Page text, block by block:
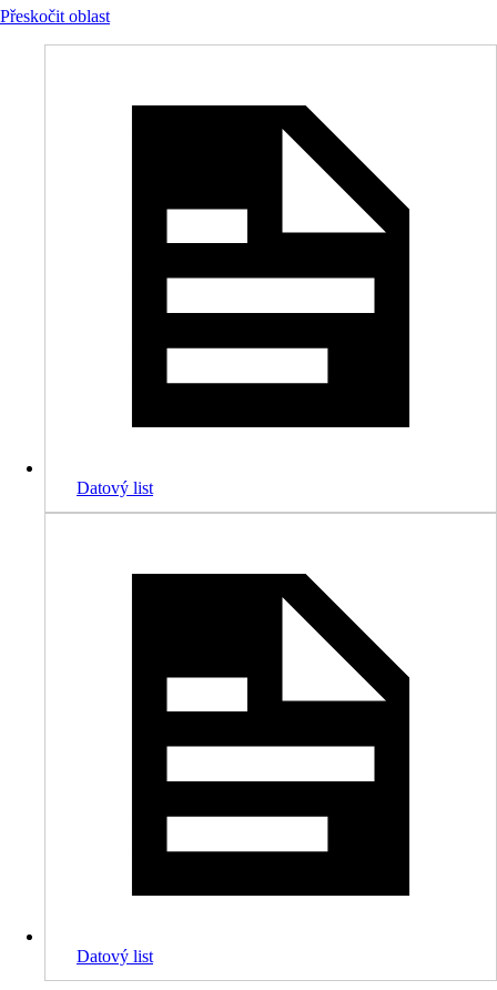
Přeskočit oblast
Datový list
Datový list